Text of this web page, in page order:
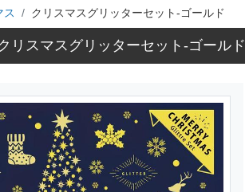
ス クリスマスグリッターセット-ゴールド
リスマスグリッターセット-ゴールド